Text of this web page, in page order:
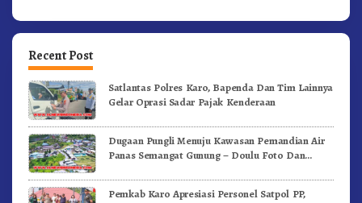
Recent Post
Satlantas Polres Karo, Bapenda Dan Tim Lainnya
Gelar Oprasi Sadar Pajak Kenderaan
Dugaan Pungli Menuju Kawasan Pemandian Air
Panas Semangat Gunung – Doulu Foto Dan
Pemkab Karo Apresiasi Personel Satpol PP,